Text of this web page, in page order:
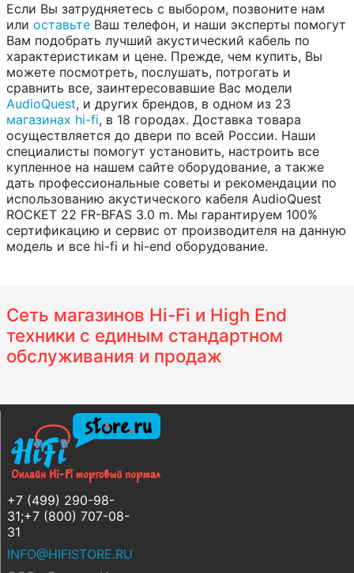
Если Вы затрудняетесь с выбором, позвоните нам
или оставьте Ваш телефон, и наши эксперты помогут
Вам подобрать лучший акустический кабель по
характеристикам и цене. Прежде, чем купить, Вы
можете посмотреть, послушать, потрогать и
сравнить все, заинтересовавшие Вас модели
AudioQuest, и других брендов, в одном из 23
магазинах hi-fi, в 18 городах. Доставка товара
осуществляется до двери по всей России. Наши
специалисты помогут установить, настроить все
купленное на нашем сайте оборудование, а также
дать профессиональные советы и рекомендации по
использованию акустического кабеля AudioQuest
ROCKET 22 FR-BFAS 3.0 m. Мы гарантируем 100%
сертификацию и сервис от производителя на данную
модель и все hi-fi и hi-end оборудование.
Сеть магазинов Hi-Fi и High End
техники с единым стандартном
обслуживания и продаж
+7 (499) 290-98-
31;+7 (800) 707-08-
31
INFO@HIFISTORE.RU